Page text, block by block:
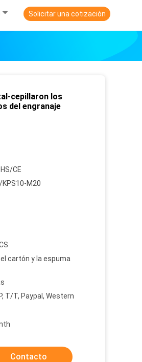
Solicitar una cotización
cepillaron los
del engranaje
CE
KPS10-M20
cartón y la espuma
T/T, Paypal, Western
Contacto